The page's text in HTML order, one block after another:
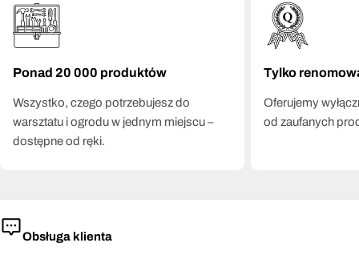
Ponad 20 000 produktów
Wszystko, czego potrzebujesz do
warsztatu i ogrodu w jednym miejscu –
dostępne od ręki.
Tylko
Oferujemy
od zaufanych
Obsługa klienta